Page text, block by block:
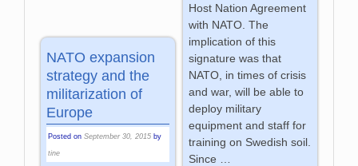
Host Nation Agreement
with NATO. The
implication of this
signature was that
NATO, in times of crisis
and war, will be able to
deploy military
equipment and staff for
training on Swedish soil.
Since
NATO expansion
strategy and the
militarization of
Europe
Posted onSeptember 30, 2015 by
tine